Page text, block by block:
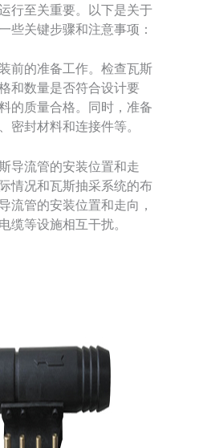
行至关重要。以下是关于
些关键步骤和注意事项：
的准备工作。检查瓦斯
和数量是否符合设计要
的质量合格。同时，准备
密封材料和连接件等。
流管的安装位置和走
情况和瓦斯抽采系统的布
流管的安装位置和走向，
缆等设施相互干扰。